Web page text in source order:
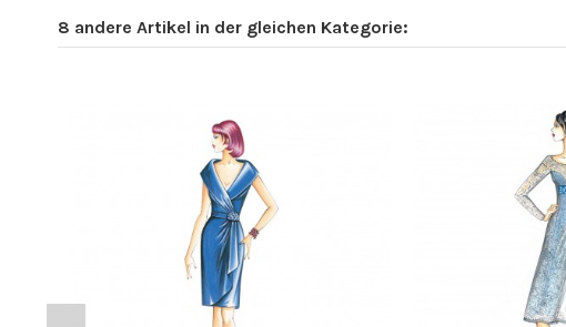
8 andere Artikel in der gleichen Kategorie: